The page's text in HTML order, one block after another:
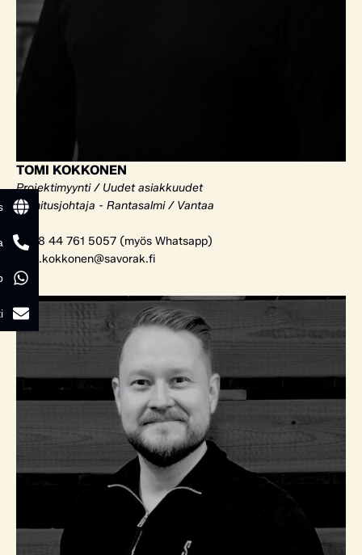
TOMI KOKKONEN
Projektimyynti / Uudet asiakkuudet
Toimitusjohtaja - Rantasalmi / Vantaa
+358 44 761 5057 (myös Whatsapp)
tomi.kokkonen@savorak.fi